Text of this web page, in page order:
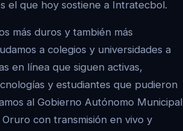
el que hoy sostiene a Intratecbol.
más duros y también más
a colegios y universidades a
en línea que siguen activas,
y estudiantes que pudieron
al Gobierno Autónomo Municipal
con transmisión en vivo y